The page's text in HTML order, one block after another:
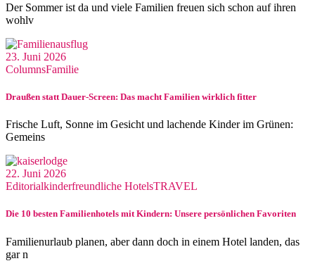
Der Sommer ist da und viele Familien freuen sich schon auf ihren
wohlv
23. Juni 2026
ColumnsFamilie
Draußen statt Dauer-Screen: Das macht Familien wirklich fitter
Frische Luft, Sonne im Gesicht und lachende Kinder im Grünen:
Gemeins
22. Juni 2026
Editorialkinderfreundliche HotelsTRAVEL
Die 10 besten Familienhotels mit Kindern: Unsere persönlichen Favoriten
Familienurlaub planen, aber dann doch in einem Hotel landen, das
gar n